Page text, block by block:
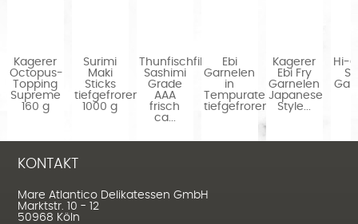
Kagerer
Octopus-
Topping
Supreme
160 g
Surimi
Maki
Sticks
tiefgefroren
1000 g
Thunfischfilet
Sashimi
Grade
AAA
frisch
ca...
Ebi
Garnelen
in
Tempurateig,
tiefgefroren...
Kagerer
Ebi Fry
Garnelen
Japanese
Style...
Hi-
Gari
KONTAKT
Mare Atlantico Delikatessen GmbH
Marktstr. 10 - 12
50968 Köln